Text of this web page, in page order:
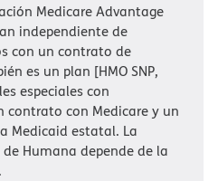
Medicare Advantage
independiente de
con un contrato de
es un plan [HMO SNP,
especiales con
contrato con Medicare y un
Medicaid estatal. La
Humana depende de la